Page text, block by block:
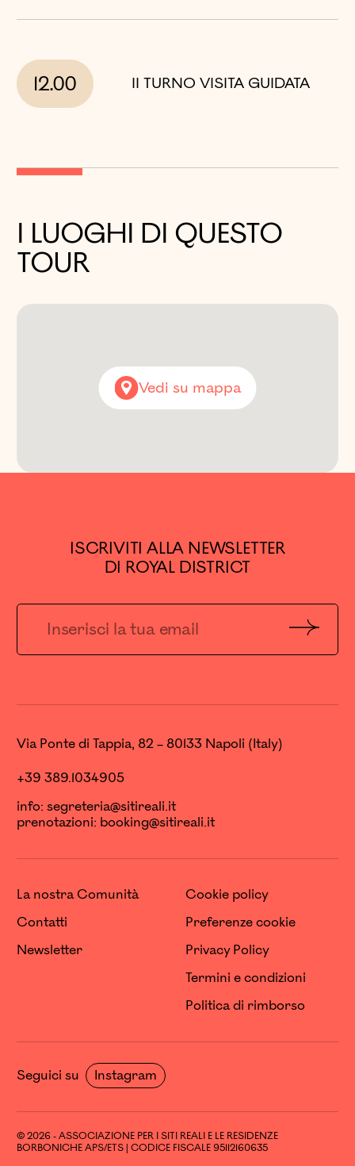
12.00 II TURNO VISITA GUIDATA
I LUOGHI DI QUESTO
TOUR
PALAZZO D’AVALOS DI
Vedi su mappa
ISCRIVITI ALLA NEWSLETTER
DI ROYAL DISTRICT
Invia
Via Ponte di Tappia, 82 – 80133 Napoli (Italy)
+39 389.1034905
info: segreteria@sitireali.it
prenotazioni: booking@sitireali.it
La nostra Comunità
Contatti
Newsletter
Cookie policy
Preferenze cookie
Privacy Policy
Termini e condizioni
Politica di rimborso
Seguici su Instagram
© 2026 - ASSOCIAZIONE PER I SITI REALI E LE RESIDENZE
BORBONICHE APS/ETS | CODICE FISCALE 95112160635